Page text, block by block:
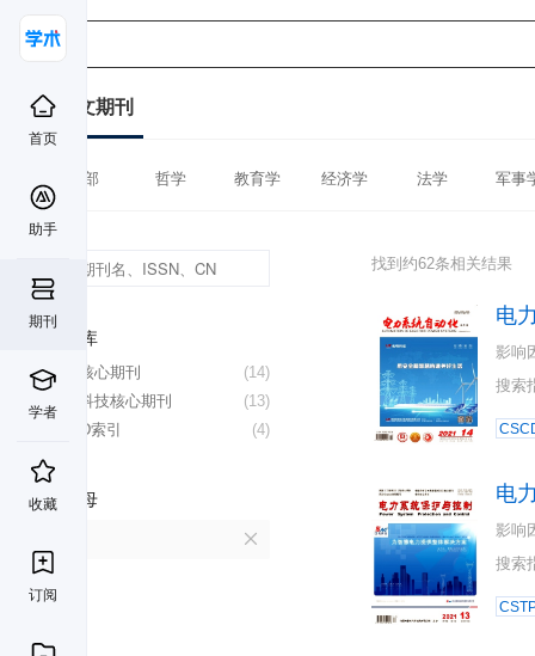
首页
助手
期刊
学者
收藏
订阅
中文期刊
全部 哲学 教育学 经济学 法学 军事
数据库
(14)
北大核心期刊
(13)
中国科技核心期刊
(4)
CSCD索引
首字母
找到约62条相关结果
电
影响
搜索
电
影响
搜索